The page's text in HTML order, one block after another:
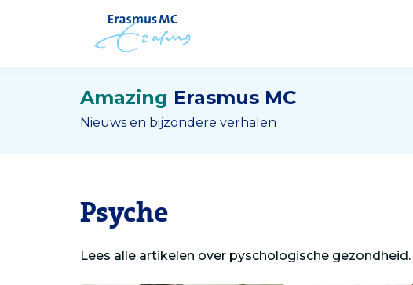
Amazing Erasmus MC
Nieuws en bijzondere verhalen
Psyche
Lees alle artikelen over pyschologische gezondheid.